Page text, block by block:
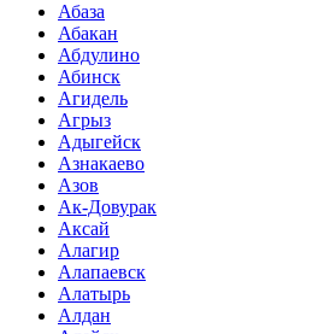
Абаза
Абакан
Абдулино
Абинск
Агидель
Агрыз
Адыгейск
Азнакаево
Азов
Ак-Довурак
Аксай
Алагир
Алапаевск
Алатырь
Алдан